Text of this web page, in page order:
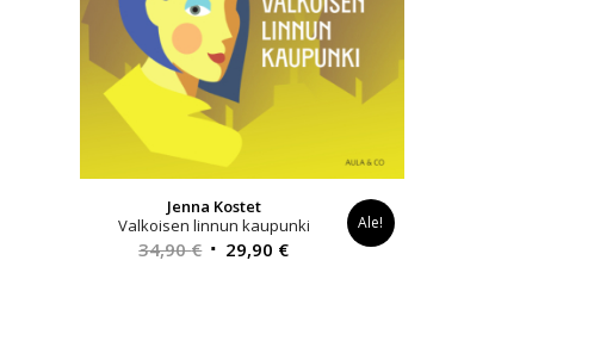
Jenna Kostet
Valkoisen linnun kaupunki
34,90€ Alkuperäinen
29,90 €Nykyinen
Ale!